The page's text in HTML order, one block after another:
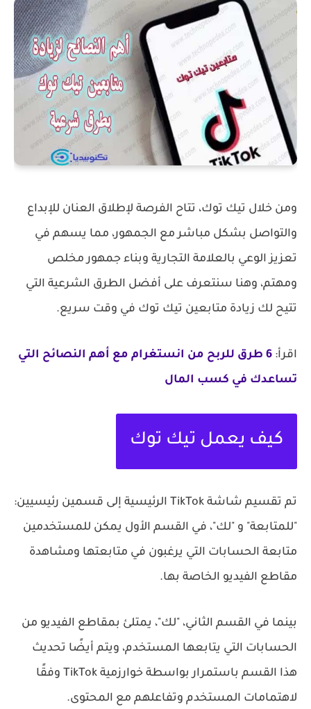
ومن خلال تيك توك، تتاح الفرصة لإطلاق العنان للإبداع
والتواصل بشكل مباشر مع الجمهور، مما يسهم في
تعزيز الوعي بالعلامة التجارية وبناء جمهور مخلص
ومهتم، وهنا سنتعرف على أفضل الطرق الشرعية التي
تتيح لك زيادة متابعين تيك توك في وقت سريع.
اقرأ:
6 طرق للربح من انستغرام مع أهم النصائح التي
تساعدك في كسب المال
كيف يعمل تيك توك
تم تقسيم شاشة TikTok الرئيسية إلى قسمين رئيسيين:
"للمتابعة" و "لك"، في القسم الأول يمكن للمستخدمين
متابعة الحسابات التي يرغبون في متابعتها ومشاهدة
مقاطع الفيديو الخاصة بها.
بينما في القسم الثاني، "لك"، يمتلئ بمقاطع الفيديو من
الحسابات التي يتابعها المستخدم، ويتم أيضًا تحديث
هذا القسم باستمرار بواسطة خوارزمية TikTok وفقًا
لاهتمامات المستخدم وتفاعلهم مع المحتوى.